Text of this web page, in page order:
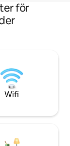
för
Wifi